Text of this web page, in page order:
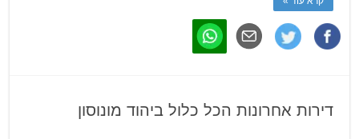
דירות אחרונות הכל כלול ביהוד מונוסון